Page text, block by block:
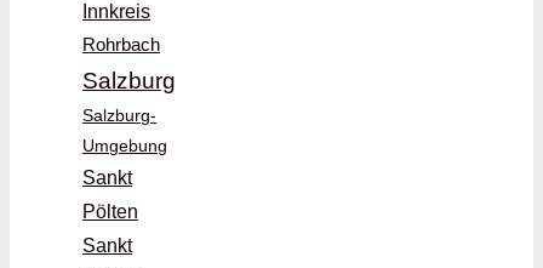
Innkreis
Rohrbach
Salzburg
Salzburg-
Umgebung
Sankt
Pölten
Sankt